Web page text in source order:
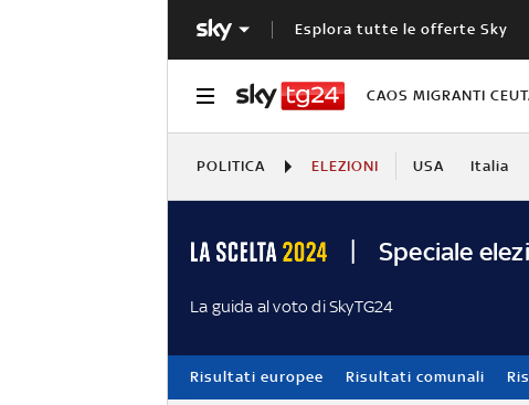
Esplora tutte le offerte Sky
CAOS MIGRANTI
POLITICA ELEZIONI USA Italia
Speciale
La guida al voto di SkyTG24
Risultati europee Risultati comunali